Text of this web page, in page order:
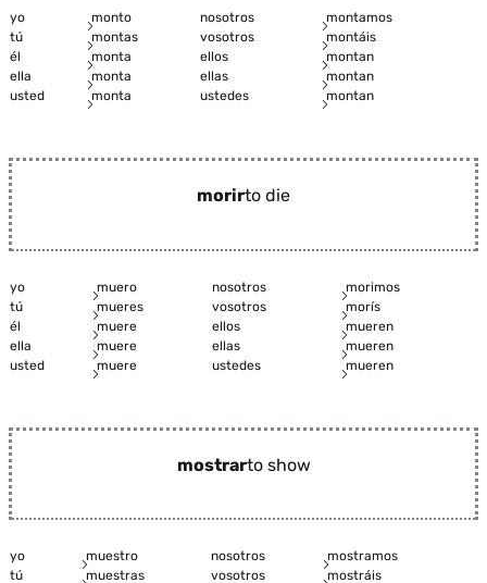
yo monto nosotros
montamos
tú
montas vosotros
montáis
él
monta ellos
montan
ella
monta ellas
montan
usted
monta ustedes montan
morirto die
yo muero nosotros
morimos
tú
mueres vosotros
morís
él
muere ellos
mueren
ella
muere ellas
mueren
usted
muere ustedes mueren
mostrarto show
yo muestro nosotros
mostramos
tú
muestras vosotros
mostráis